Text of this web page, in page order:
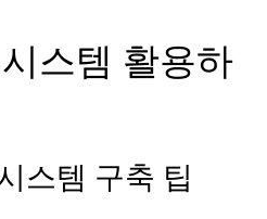
스템 활용하
스템 구축 팁